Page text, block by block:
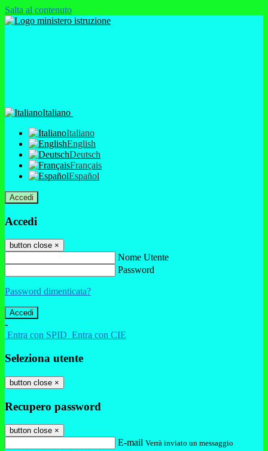
Salta al contenuto
Italiano
Italiano
English
Deutsch
Français
Español
Accedi
Accedi
button close ×
Nome Utente
Password
Password dimenticata?
-
Entra con SPID Entra con CIE
Seleziona utente
button close ×
Recupero password
button close ×
E-mail Verrà inviato un messaggio